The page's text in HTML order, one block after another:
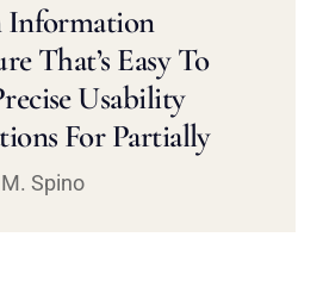
Information
That’s Easy To
Usability
For Partially
Spino